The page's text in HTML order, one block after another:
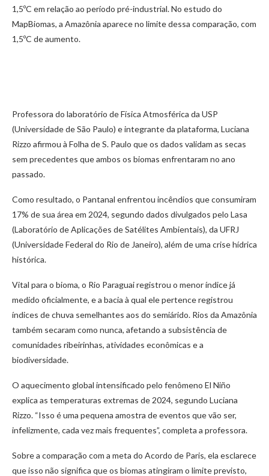
1,5ºC em relação ao período pré-industrial. No estudo do
MapBiomas, a Amazônia aparece no limite dessa comparação, com
1,5ºC de aumento.
Professora do laboratório de Física Atmosférica da USP
(Universidade de São Paulo) e integrante da plataforma, Luciana
Rizzo afirmou à Folha de S. Paulo que os dados validam as secas
sem precedentes que ambos os biomas enfrentaram no ano
passado.
Como resultado, o Pantanal enfrentou incêndios que consumiram
17% de sua área em 2024, segundo dados divulgados pelo Lasa
(Laboratório de Aplicações de Satélites Ambientais), da UFRJ
(Universidade Federal do Rio de Janeiro), além de uma crise hídrica
histórica.
Vital para o bioma, o Rio Paraguai registrou o menor índice já
medido oficialmente, e a bacia à qual ele pertence registrou
índices de chuva semelhantes aos do semiárido. Rios da Amazônia
também secaram como nunca, afetando a subsistência de
comunidades ribeirinhas, atividades econômicas e a
biodiversidade.
O aquecimento global intensificado pelo fenômeno El Niño
explica as temperaturas extremas de 2024, segundo Luciana
Rizzo. “Isso é uma pequena amostra de eventos que vão ser,
infelizmente, cada vez mais frequentes”, completa a professora.
Sobre a comparação com a meta do Acordo de Paris, ela esclarece
que isso não significa que os biomas atingiram o limite previsto,